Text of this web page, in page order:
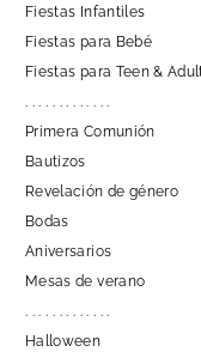
Fiestas Infantiles
Fiestas para Bebé
Fiestas para Teen &
. . . . . . . . . . . . .
Primera Comunión
Bautizos
Revelación de género
Bodas
Aniversarios
Mesas de verano
. . . . . . . . . . . . .
Halloween